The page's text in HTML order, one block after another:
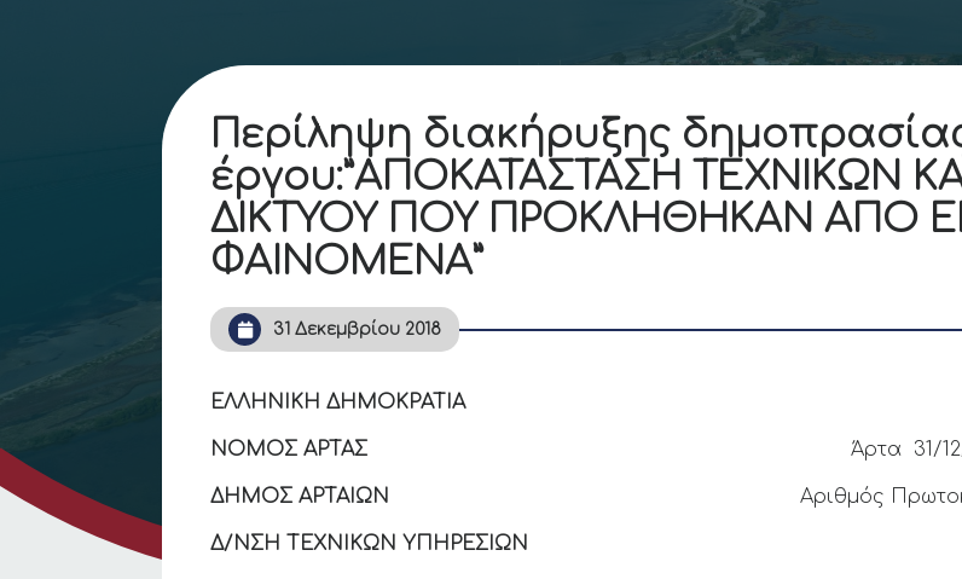
Περίληψη διακήρυξης
έργου:”ΑΠΟΚΑΤΑΣΤΑΣΗ ΤΕΧΝΙΚΩΝ
ΔΙΚΤΥΟΥ ΠΟΥ ΠΡΟΚΛΗΘΗΚΑΝ ΑΠΟ
ΦΑΙΝΟΜΕΝΑ”
31 Δεκεμβρίου 2018
ΕΛΛΗΝΙΚΗ ΔΗΜΟΚΡΑΤΙΑ
ΝΟΜΟΣ ΑΡΤΑΣΆρτα 31/
ΔΗΜΟΣ ΑΡΤΑΙΩΝ Αριθμός Πρωτοκόλλου
Δ/ΝΣΗ ΤΕΧΝΙΚΩΝ ΥΠΗΡΕΣΙΩΝ